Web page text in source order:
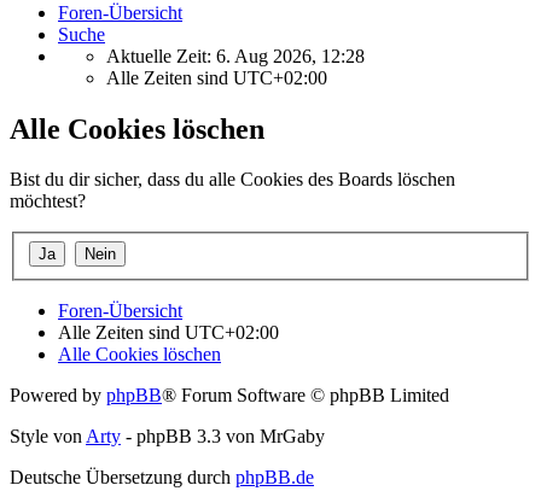
Foren-Übersicht
Suche
Aktuelle Zeit: 6. Aug 2026, 12:28
Alle Zeiten sind UTC+02:00
Alle Cookies löschen
Bist du dir sicher, dass du alle Cookies des Boards löschen
möchtest?
Foren-Übersicht
Alle Zeiten sind UTC+02:00
Alle Cookies löschen
Powered by phpBB® Forum Software © phpBB Limited
Style von Arty - phpBB 3.3 von MrGaby
Deutsche Übersetzung durch phpBB.de